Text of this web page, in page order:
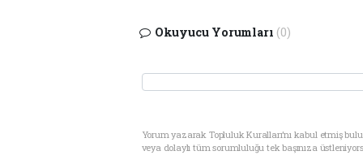
Okuyucu Yorumları (0)
Yorum yazarak Topluluk Kuralları’nı kabul etmiş
veya dolaylı tüm sorumluluğu tek başınıza